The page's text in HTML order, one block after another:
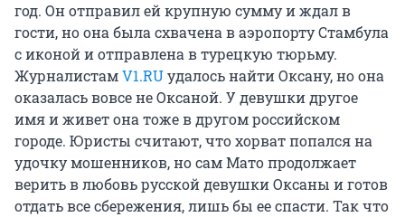
год. Он отправил ей крупную сумму и ждал в
гости, но она была схвачена в аэропорту Стамбула
с иконой и отправлена в турецкую тюрьму.
ЖурналистамV1.RUудалось найти Оксану, но она
оказалась вовсе не Оксаной. У девушки другое
имя и живет она тоже в другом российском
городе. Юристы считают, что хорват попался на
удочку мошенников, но сам Мато продолжает
верить в любовь русской девушки Оксаны и готов
отдать все сбережения, лишь бы ее спасти. Так что